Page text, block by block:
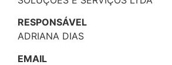
RESPONSÁVEL
ADRIANA DIAS
EMAIL